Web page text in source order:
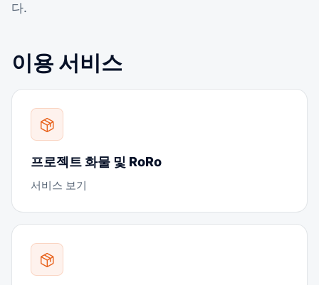
다.
이용 서비스
프로젝트 화물 및 RoRo
서비스 보기